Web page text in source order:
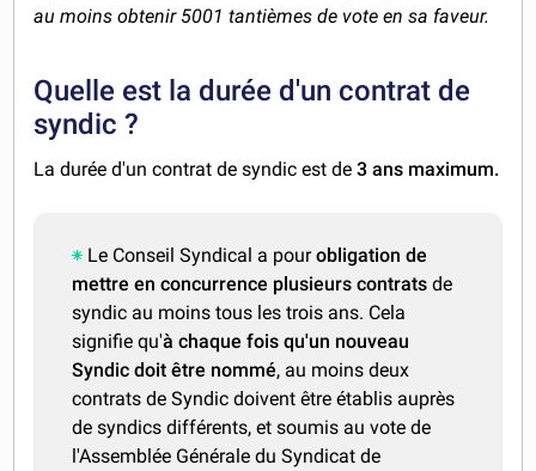
au moins obtenir 5001 tantièmes de vote en sa faveur.
Quelle est la durée d'un contrat de
syndic ?
La durée d'un contrat de syndic est de 3 ans maximum.
Le Conseil Syndical a pourobligation de
mettre en concurrence plusieurs contrats de
syndic au moins tous les trois ans. Cela
signifie qu'à chaque fois qu'un nouveau
Syndic doit être nommé, au moins deux
contrats de Syndic doivent être établis auprès
de syndics différents, et soumis au vote de
l'Assemblée Générale du Syndicat de